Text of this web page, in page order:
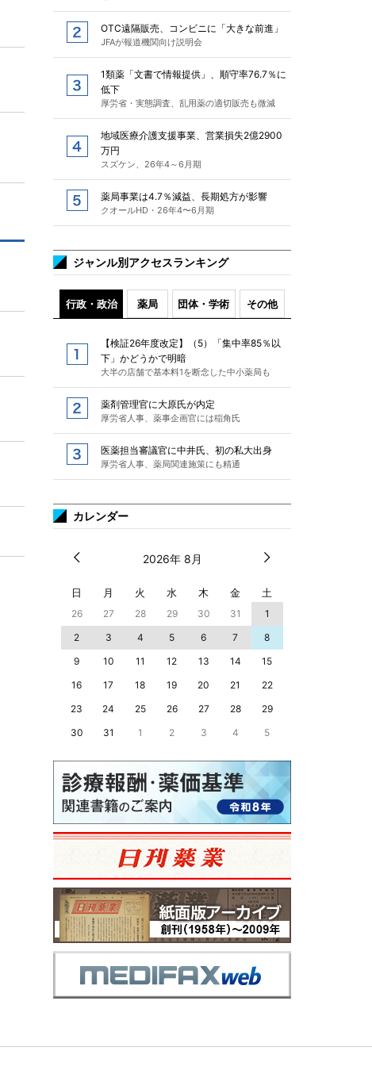
OTC遠隔販売、コンビニに「大きな前進」
JFAが報道機関向け説明会
1類薬「文書で情報提供」、順守率76.7％に
低下
厚労省・実態調査、乱用薬の適切販売も微減
地域医療介護支援事業、営業損失2億2900
万円
スズケン、26年4～6月期
薬局事業は4.7％減益、長期処方が影響
クオールHD・26年4〜6月期
ジャンル別アクセスランキング
行政・政治 薬局 団体・学術 その他
【検証26年度改定】（5）「集中率85％以
下」かどうかで明暗
大半の店舗で基本料1を断念した中小薬局も
薬剤管理官に大原氏が内定
厚労省人事、薬事企画官には稲角氏
医薬担当審議官に中井氏、初の私大出身
厚労省人事、薬局関連施策にも精通
カレンダー
2026年 8月
日 月 火 水 木 金 土
26 27 28 29 30 31
1
2
3 4 5 6 7
8
9
10 11 12 13 14
15
16
17 18 19 20 21
22
23
24 25 26 27 28
29
30
31 1 2 3 4 5